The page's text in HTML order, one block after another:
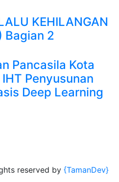
KEHILANGAN
Bagian 2
Pancasila Kota
Penyusunan
Deep Learning
reserved by {TamanDev}